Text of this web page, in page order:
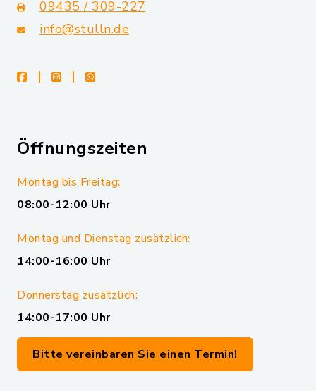
09435 / 309-227
info@stulln.de
facebookinstagramwhatsapp
Öffnungszeiten
Montag bis Freitag:
08:00-12:00 Uhr
Montag und Dienstag zusätzlich:
14:00-16:00 Uhr
Donnerstag zusätzlich:
14:00-17:00 Uhr
Bitte vereinbaren Sie einen Termin!